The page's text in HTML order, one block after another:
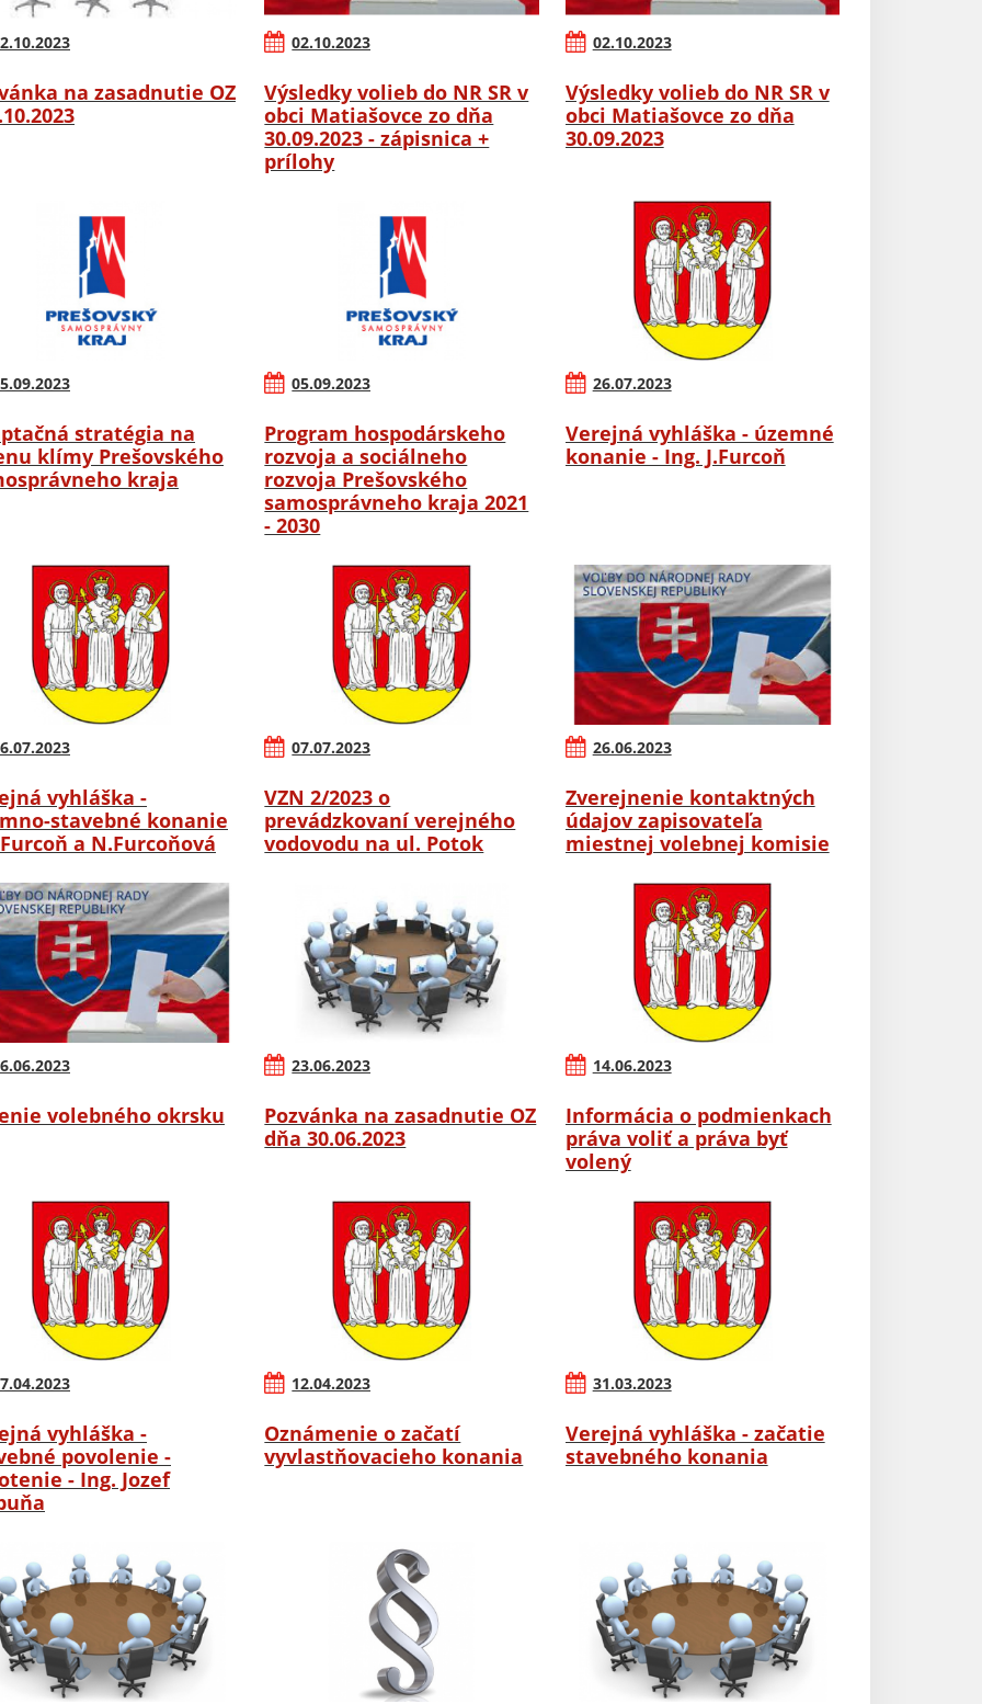
na zasadnutie OZ
02.10.2023
Výsledky volieb do NR SR v
obci Matiašovce zo dňa
30.09.2023 - zápisnica +
prílohy
02.10.2023
Výsledky volieb do NR SR v
obci Matiašovce zo dňa
30.09.2023
stratégia na
klímy Prešovského
kraja
05.09.2023
Program hospodárskeho
rozvoja a sociálneho
rozvoja Prešovského
samosprávneho kraja 2021
- 2030
26.07.2023
Verejná vyhláška - územné
konanie - Ing. J.Furcoň
vyhláška -
stavebné konanie
a N.Furcoňová
07.07.2023
VZN 2/2023 o
prevádzkovaní verejného
vodovodu na ul. Potok
26.06.2023
Zverejnenie kontaktných
údajov zapisovateľa
miestnej volebnej komisie
volebného okrsku
23.06.2023
Pozvánka na zasadnutie OZ
dňa 30.06.2023
14.06.2023
Informácia o podmienkach
práva voliť a práva byť
volený
vyhláška -
povolenie -
- Ing. Jozef
12.04.2023
Oznámenie o začatí
vyvlastňovacieho konania
31.03.2023
Verejná vyhláška - začatie
stavebného konania